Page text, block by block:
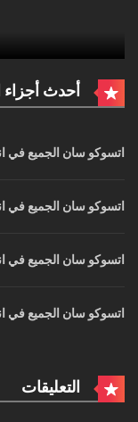
أحدث أجزاء
اتسوكو سان الجميع في
اتسوكو سان الجميع في
اتسوكو سان الجميع في
اتسوكو سان الجميع في
التعليقات